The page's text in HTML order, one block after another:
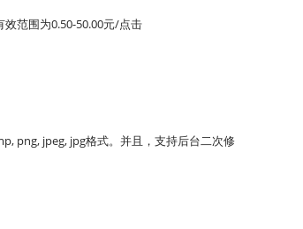
范围为0.50-50.00元/点击
png, jpeg, jpg格式。并且，支持后台二次修